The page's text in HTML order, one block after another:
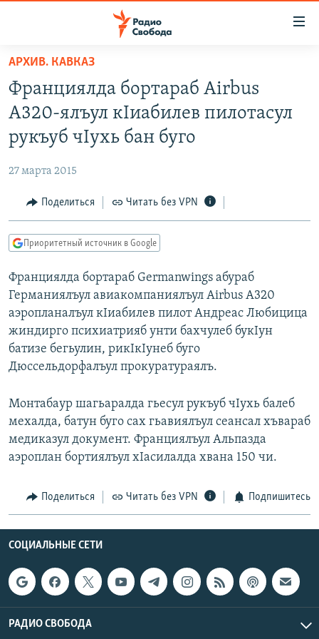
упрощенного
доступа
Вернуться
основному
Вернутся
Вернутся
поиску
ПОДКАСТЫ
АВТОРСКИЕ ПРОЕКТЫ
МНЕНИЯ
КУЛЬТУРА
КАВКАЗ.РЕАЛИИ
СЕВЕР.РЕАЛИИ
СИБИРЬ.РЕАЛИИ
РАСПИСАНИЕ ВЕЩАНИЯ
ПОДПИШИТЕСЬ НА РАССЫЛКУ
СОЦИАЛЬНЫЕ СЕТИ
Все сайты РСЕ/РС
АРХИВ. КАВКАЗ
Франциялда бортараб Airbus
A320-ялъул кIиабилев пилотасул
рукъуб чIухь бан буго
27 марта 2015
Поделиться Читать без VPN
Приоритетный источник в Google
Франциялда бортараб Germanwings абураб
Германиялъул авиакомпаниялъул Airbus A320
аэропланалъул кIиабилев пилот Андреас Любицица
жиндирго психиатрияб унти бахчулеб букIун
батизе бегьулин, рикIкIунеб буго
Дюссельдорфалъул прокуратураялъ.
Монтабаур шагьаралда гьесул рукъуб чIухь балеб
мехалда, батун буго сах гьавиялъул сеансал хъвараб
медиказул документ. Франциялъул Альпазда
аэроплан бортиялъул хIасилалда хвана 150 чи.
Поделиться Читать без VPN Подпишитесь
СОЦИАЛЬНЫЕ СЕТИ
РАДИО СВОБОДА